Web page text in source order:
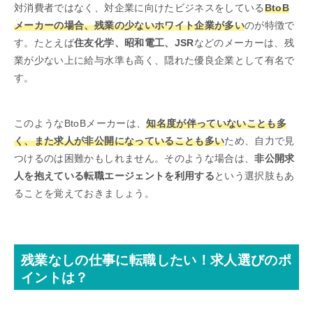
対消費者ではなく、対企業に向けたビジネスをしているBtoB
メーカーの場合、残業の少ないホワイト企業が多いのが特徴で
す。たとえば住友化学、昭和電工、JSRなどのメーカーは、残
業が少ない上に給与水準も高く、隠れた優良企業として有名で
す。
このようなBtoBメーカーは、知名度が伴っていないことも多
く、また求人が非公開になっていることも多いため、自力で見
つけるのは困難かもしれません。そのような場合は、非公開求
人を抱えている転職エージェントを利用するという選択肢もあ
ることを覚えておきましょう。
残業なしの仕事に転職したい！求人選びのポ
イントは？